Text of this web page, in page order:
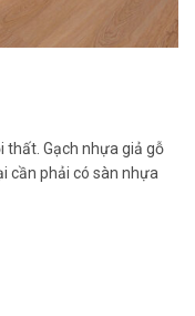
thất. Gạch nhựa giả gỗ
cần phải có sàn nhựa